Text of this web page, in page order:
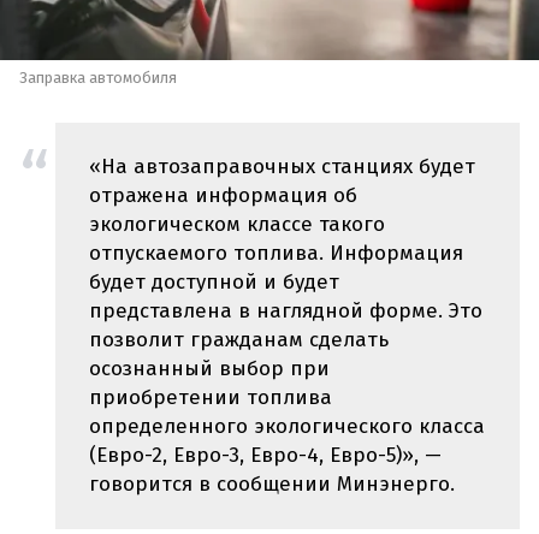
Заправка автомобиля
«На автозаправочных станциях будет
отражена информация об
экологическом классе такого
отпускаемого топлива. Информация
будет доступной и будет
представлена в наглядной форме. Это
позволит гражданам сделать
осознанный выбор при
приобретении топлива
определенного экологического класса
(Евро-2, Евро-3, Евро-4, Евро-5)», —
говорится в сообщении Минэнерго.